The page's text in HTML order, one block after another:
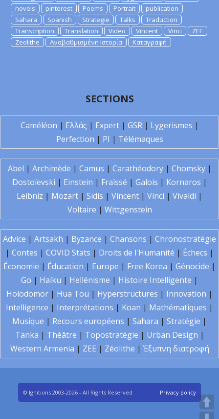
novels
pinterest Poems Portrait
publication
Sahara
Spanish Strategie Talks
Traduction
Transcription
Translation Video Vincent Vinci
ZEE
Zeolithe
Αναβαθμισμένη Ιστορία Καταγραφή
SECTIONS
Caméléon | Ελλάς | Expert| GSR| Lygerismes |
Perfection | PI | Télémaques
Abel | Archimède | Camus | Carathéodory| Chomsky|
Dostoïevski | Einstein | Fraïssé | Galois | Kornaros |
Leibniz | Mozart | Sidis | Vincent | Vinci | Vivaldi |
Voltaire | Wittgenstein
Advice | Artsakh | Byzance | Chansons | Chronostratégie
| Contes | COVID Stats | Droits de l'Humanité | Échecs |
Économie | Éducation | Europe | Free Korea | Génocide |
Go | Haïku | Hellénisme | Histoire Intelligente |
Holodomor | Hua Tou | Hyperstructures | Innovation |
Intelligence | Interprétations | Koan | Mathématiques |
Musique | Recours européens | Sahara | Stratégie |
Tanka | Théâtre | Topostratégie | Urban Design |
Western Armenia | ZEE | Zéolithe | Έξυπνη διατροφή
© Ignitions 2003-2026 - All Rights Reserved Privacy policy